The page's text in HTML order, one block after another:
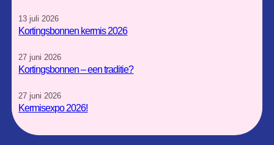
13 juli 2026
Kortingsbonnen kermis 2026
27 juni 2026
Kortingsbonnen – een traditie?
27 juni 2026
Kermisexpo 2026!